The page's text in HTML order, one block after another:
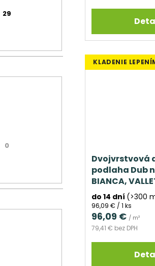
29
0
KLADENIE
Dvojvrstvová
podlaha Dub
BIANCA,
do 14 dní (>300
79,41 € bez DPH
96,09 € / m²
Jednotková
cena:
96,09 € / 1 ks